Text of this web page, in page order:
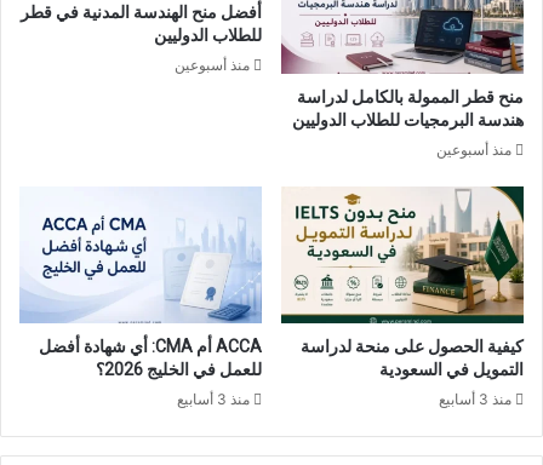
منح قطر الممولة بالكامل لدراسة
هندسة البرمجيات للطلاب الدوليين
منذ أسبوعين
أفضل منح الهندسة المدنية في قطر
للطلاب الدوليين
منذ أسبوعين
كيفية الحصول على منحة لدراسة
التمويل في السعودية
منذ 3 أسابيع
ACCA أم CMA: أي شهادة أفضل
للعمل في الخليج 2026؟
منذ 3 أسابيع